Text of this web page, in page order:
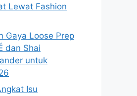
Lewat Fashion
Gaya Loose Prep
dan Shai
untuk
Isu